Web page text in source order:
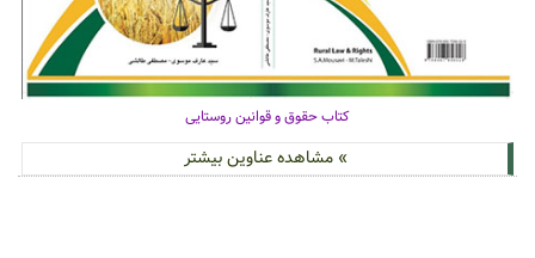
کتاب حقوق و قوانین روستایی
» مشاهده عناوین بیشتر